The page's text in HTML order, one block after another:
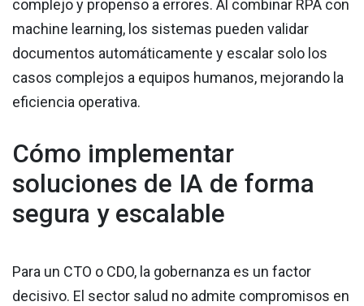
complejo y propenso a errores. Al combinar RPA con
machine learning, los sistemas pueden validar
documentos automáticamente y escalar solo los
casos complejos a equipos humanos, mejorando la
eficiencia operativa.
Cómo implementar
soluciones de IA de forma
segura y escalable
Para un CTO o CDO, la gobernanza es un factor
decisivo. El sector salud no admite compromisos en